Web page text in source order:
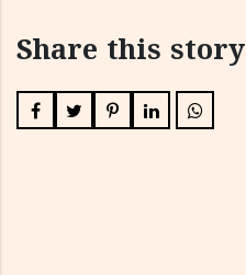
Share this story